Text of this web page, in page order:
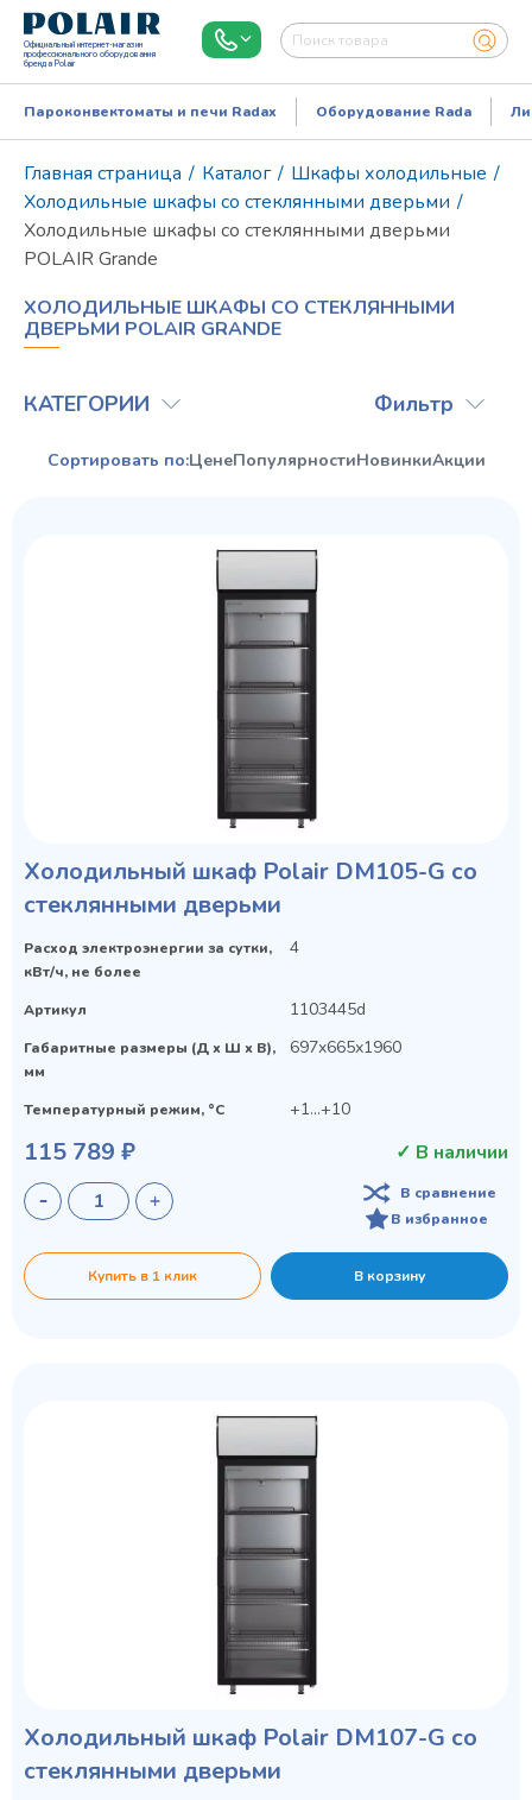
Официальный интернет-магазин
профессионального оборудования
бренда Polair
Режим работы: Пн..Пт: 9.00-18.00
Пароконвектоматы и печи Radax Оборудование Rada
Главная страница / Каталог / Шкафы холодильные /
Холодильные шкафы со стеклянными дверьми /
Холодильные шкафы cо стеклянными дверьми
POLAIR Grande
ХОЛОДИЛЬНЫЕ ШКАФЫ CО СТЕКЛЯННЫМИ
ДВЕРЬМИ POLAIR GRANDE
КАТЕГОРИИ Фильтр
Сортировать по:ЦенеПопулярностиНовинкиАкции
Холодильный шкаф Polair DM105-G со
стеклянными дверьми
Расход электроэнергии за сутки,
кВт/ч, не более
4
Артикул 1103445d
Габаритные размеры (Д х Ш х В),
мм
697x665x1960
Температурный режим, °C +1…+10
115 789 ₽ ✓ В наличии
В сравнение
В избранное
Купить в 1 клик В корзину
Холодильный шкаф Polair DM107-G со
стеклянными дверьми